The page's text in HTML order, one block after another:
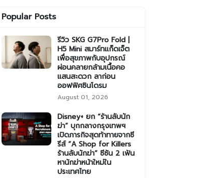
Popular Posts
รีวิว SKG G7Pro Fold |
H5 Mini สมาร์ทแก็ดเจ็ต
เพื่อสุขภาพกับอุปกรณ์
ผ่อนคลายกล้ามเนื้อคอ
แสนสะดวก ลาก่อน
ออฟฟิศซินโดรม
August 01, 2026
Disney+ ยก “ร้านลับนัก
ฆ่า” บุกกลางกรุงเทพฯ
เปิดภารกิจสุดท้าทายจากซี
รีส์ “A Shop for Killers
ร้านลับนักฆ่า” ซีซัน 2 เฟ้น
หานักฆ่าหน้าใหม่ใน
ประเทศไทย